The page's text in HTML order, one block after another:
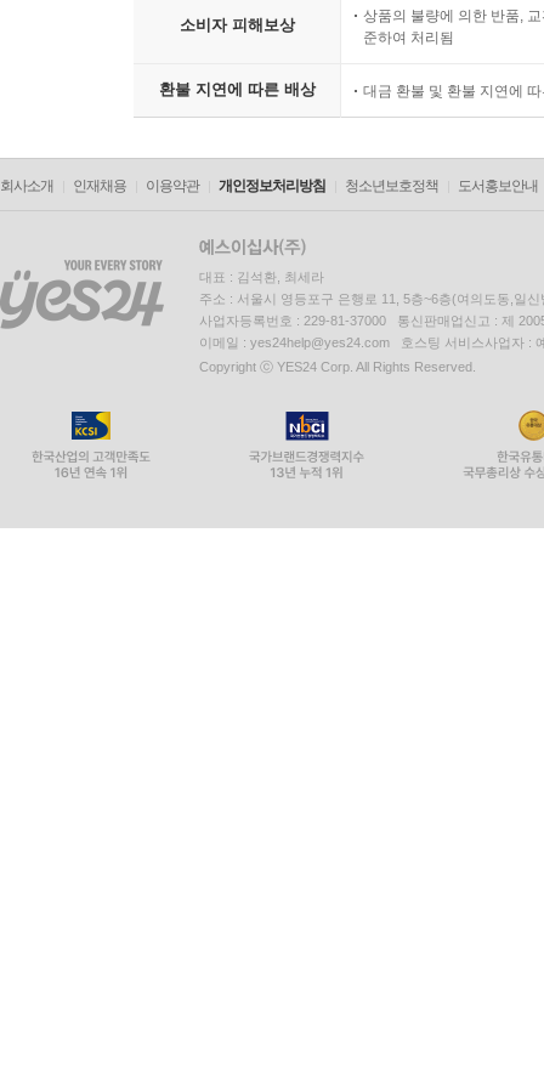
소비자 피해보상
상품의 불량에 의한 반품,
준하여 처리됨
환불 지연에 따른 배상 대금 환불 및 환불 지연에
회사소개 인재채용 이용약관 개인정보처리방침 청소년보호정책 도서홍보안내
대표 : 김석환, 최세라
주소 : 서울시 영등포구 은행로 11, 5층~6층(여의도동,일신
사업자등록번호 : 229-81-37000 통신판매업신고 : 제
이메일 : yes24help@yes24.com 호스팅 서비스사업자 :
Copyright ⓒ YES24 Corp. All Rights Reserved.